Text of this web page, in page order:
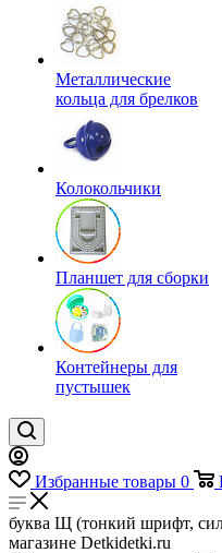
Металлические
кольца для брелков
Колокольчики
Планшет для сборки
Контейнеры для
пустышек
Избранные товары 0
буква Щ (тонкий шрифт,
магазине Detkidetki.ru